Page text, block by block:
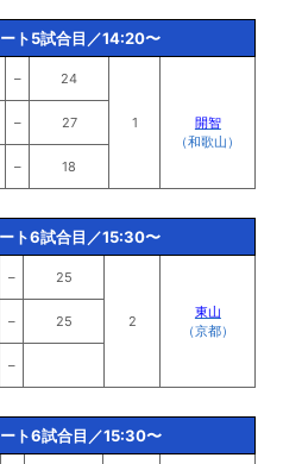
ト5試合目／14:20〜
– 24
1
開智
（和歌山）
– 27
– 18
ト6試合目／15:30〜
– 25
2
東山
（京都）
– 25
–
ト6試合目／15:30〜